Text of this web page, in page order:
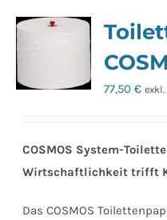
77,50€ exkl.
COSMOS System-
Wirtschaftlichkeit trifft
Das COSMOS